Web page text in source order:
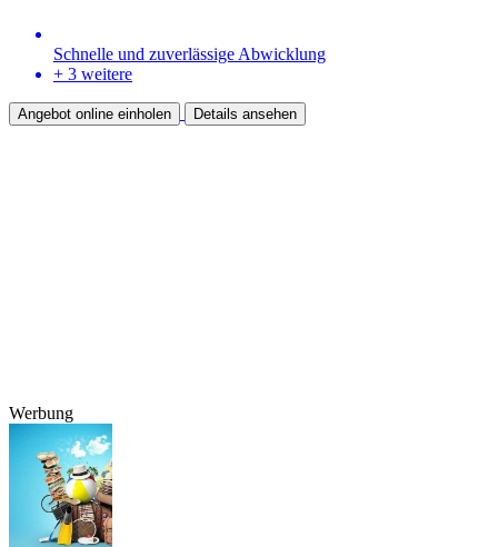
Schnelle und zuverlässige Abwicklung
+ 3 weitere
Angebot online einholen Details ansehen
Werbung